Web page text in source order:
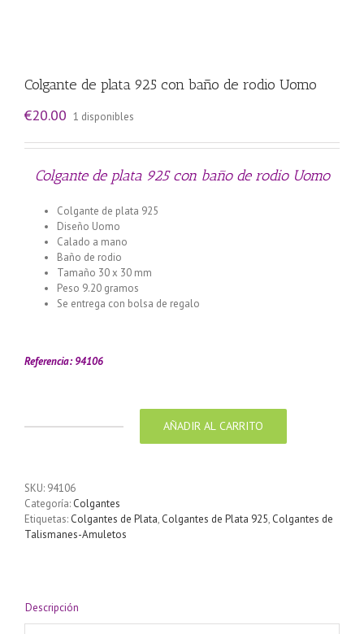
Colgante de plata 925 con baño de rodio Uomo
€20.00 1 disponibles
Colgante de plata 925 con baño de rodio Uomo
Colgante de plata 925
Diseño Uomo
Calado a mano
Baño de rodio
Tamaño 30 x 30 mm
Peso 9.20 gramos
Se entrega con bolsa de regalo
Referencia: 94106
con
baño
de
rodio
AÑADIR AL CARRITO
SKU: 94106
Categoría: Colgantes
Etiquetas: Colgantes de Plata, Colgantes de Plata 925, Colgantes de
Talismanes-Amuletos
Descripción